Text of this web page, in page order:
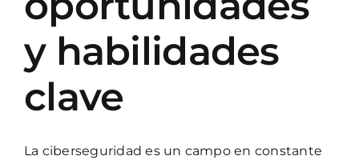
y habilidades
clave
La ciberseguridad es un campo en constante